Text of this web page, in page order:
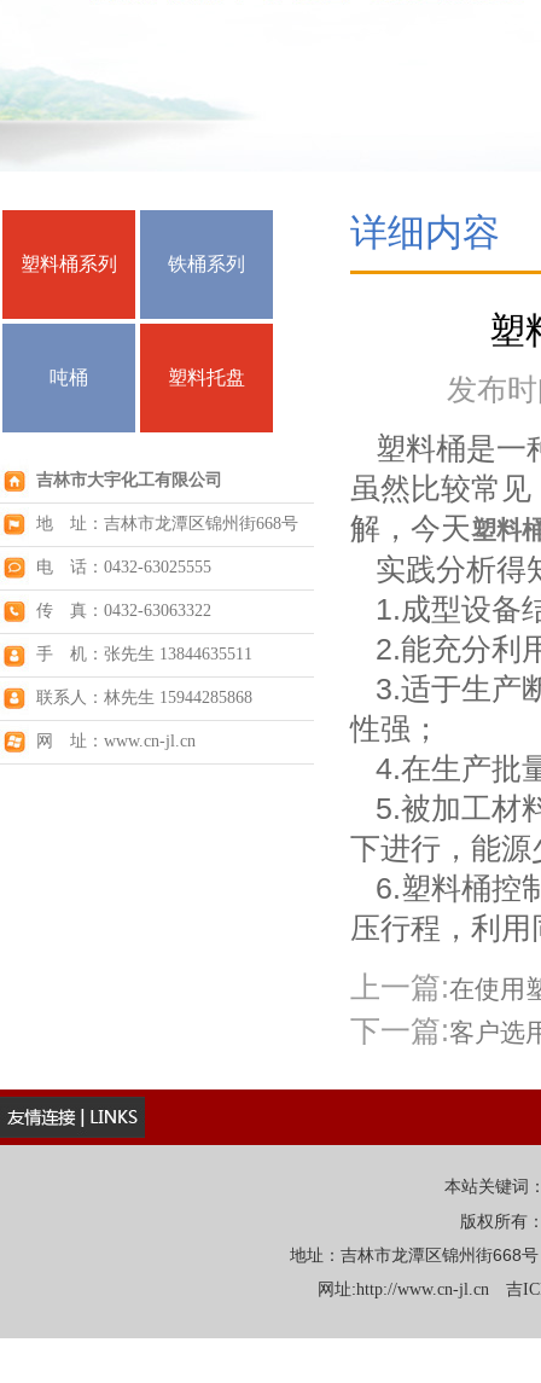
塑料桶系列 铁桶系列
吨桶 塑料托盘
吉林市大宇化工有限公司
地 址：吉林市龙潭区锦州街668号
电 话：0432-63025555
传 真：0432-63063322
手 机：张先生 13844635511
联系人：林先生 15944285868
网 址：www.cn-jl.cn
详细内容
塑
发布
塑料桶是一
虽然比较常
解，今天塑料
实践分析得
1.成型设备
2.能充分利
3.适于生产
性强；
4.在生产批
5.被加工材
下进行，能源
6.塑料桶控
压行程，利
上一篇:在使用
下一篇:客户选
本站关键词
版权所有
地址：吉林市龙潭区锦州街
网址:http://www.cn-jl.cn 吉